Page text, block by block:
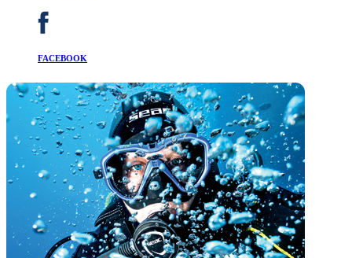
FACEBOOK